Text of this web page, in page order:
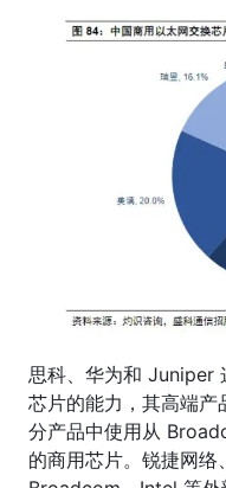
思科、华为和 Juniper
芯片的能力，其高端产
分产品中使用从
的商用芯片。锐捷网